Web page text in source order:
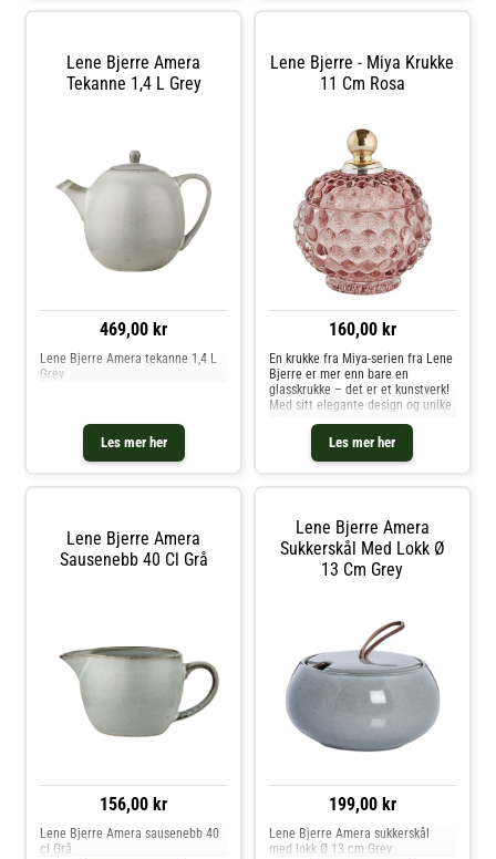
Lene Bjerre Amera
Tekanne 1,4 L Grey
469,00 kr
Les mer her
Lene Bjerre Amera tekanne 1,4 L
Grey
Lene Bjerre - Miya Krukke
11 Cm Rosa
160,00 kr
Les mer her
En krukke fra Miya-serien fra Lene
Bjerre er mer enn bare en
glasskrukke – det er et kunstverk!
Med sitt elegante design og unike
umiddelbart oppmerksomhet i
ethvert hjem. Denne krukken er
ikke bare vakker, men også pr
Lene Bjerre Amera
Sausenebb 40 Cl Grå
156,00 kr
Lene Bjerre Amera sausenebb 40
cl Grå
Lene Bjerre Amera
Sukkerskål Med Lokk Ø
13 Cm Grey
199,00 kr
Lene Bjerre Amera sukkerskål
med lokk Ø 13 cm Grey